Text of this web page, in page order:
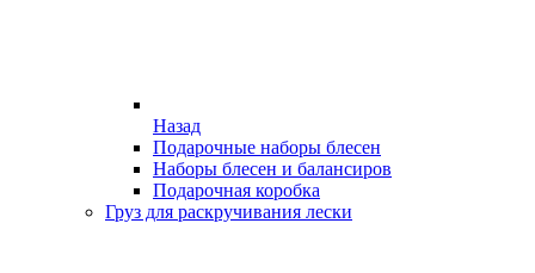
Назад
Подарочные наборы блесен
Наборы блесен и балансиров
Подарочная коробка
Груз для раскручивания лески